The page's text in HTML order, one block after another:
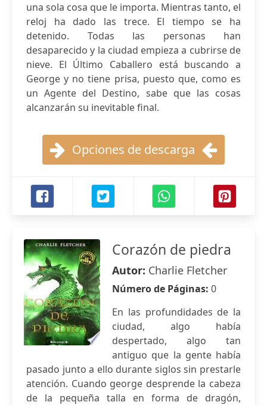
una sola cosa que le importa. Mientras tanto, el
reloj ha dado las trece. El tiempo se ha
detenido. Todas las personas han
desaparecido y la ciudad empieza a cubrirse de
nieve. El Último Caballero está buscando a
George y no tiene prisa, puesto que, como es
un Agente del Destino, sabe que las cosas
alcanzarán su inevitable final.
Opciones de descarga
Corazón de piedra
Autor: Charlie Fletcher
Número de Páginas: 0
En las profundidades de la
ciudad, algo había
despertado, algo tan
antiguo que la gente había
pasado junto a ello durante siglos sin prestarle
atención. Cuando george desprende la cabeza
de la pequeña talla en forma de dragón,